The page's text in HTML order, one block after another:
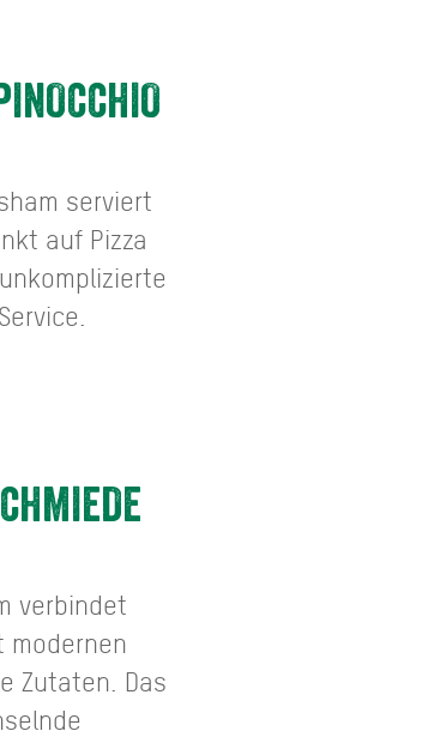
serviert
auf Pizza
verbindet
modernen
Zutaten. Das